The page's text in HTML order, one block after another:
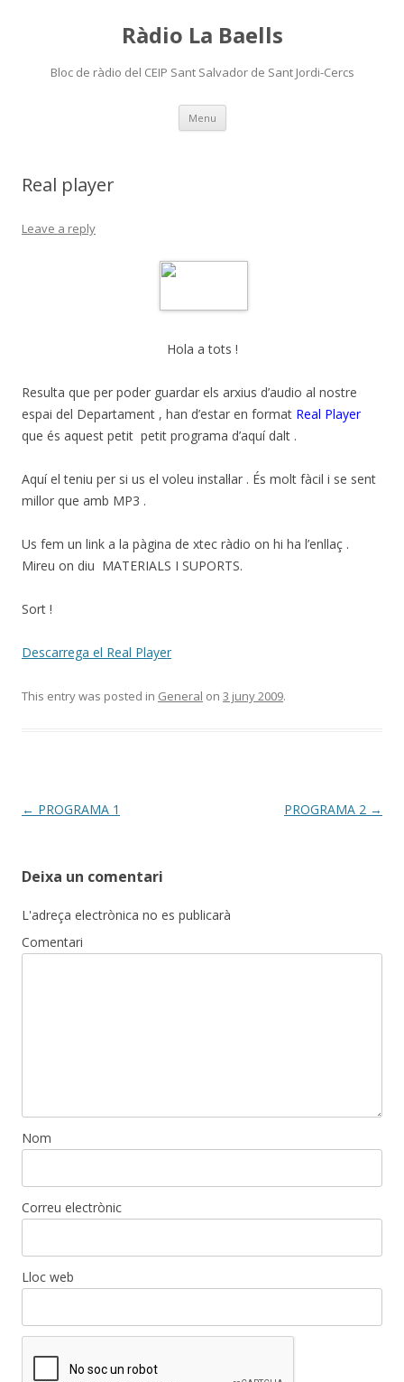
Ràdio La Baells
Bloc de ràdio del CEIP Sant Salvador de Sant Jordi-Cercs
Menu Skip
content
Real player
Leave a reply
Hola a tots !
Resulta que per poder guardar els arxius d’audio al nostre
espai del Departament , han d’estar en format Real Player
que és aquest petit petit programa d’aquí dalt .
Aquí el teniu per si us el voleu instal·lar . És molt fàcil i se sent
millor que amb MP3 .
Us fem un link a la pàgina de xtec ràdio on hi ha l’enllaç .
Mireu on diu MATERIALS I SUPORTS.
Sort !
Descarrega el Real Player
This entry was posted in General on 3 juny 2009.
Post
← PROGRAMA 1 PROGRAMA 2 →
Deixa un comentari
L'adreça electrònica no es publicarà
Comentari
Nom
Correu electrònic
Lloc web